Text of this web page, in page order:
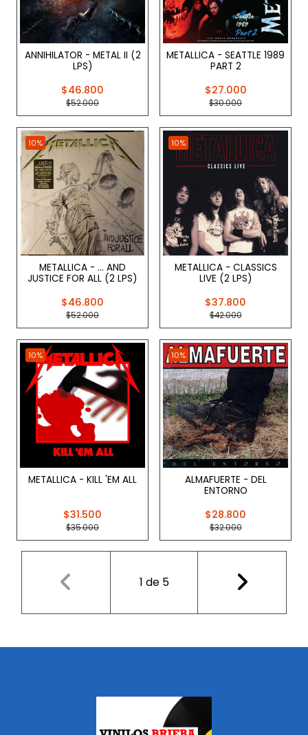
ANNIHILATOR - METAL II (2
LPS)
$46.800
$52.000
METALLICA - SEATTLE 1989
PART 2
$27.000
$30.000
10%
METALLICA - ... AND
JUSTICE FOR ALL (2 LPS)
$46.800
$52.000
10%
METALLICA - CLASSICS
LIVE (2 LPS)
$37.800
$42.000
10%
METALLICA - KILL 'EM ALL
$31.500
$35.000
10%
ALMAFUERTE - DEL
ENTORNO
$28.800
$32.000
1 de 5